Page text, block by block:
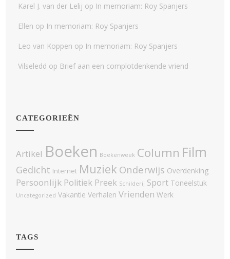
Karel J. van der Lelij op In memoriam: Roy Spanjers
Ellen op In memoriam: Roy Spanjers
Leo van Koppen op In memoriam: Roy Spanjers
Vilseledd op Brief aan een complotdenkende vriend
CATEGORIEËN
Artikel Boeken Boekenweek Column Film
Gedicht Internet Muziek Onderwijs Overdenking
Persoonlijk Politiek Preek Schilderij Sport Toneelstuk
Uncategorized Vakantie Verhalen Vrienden Werk
TAGS